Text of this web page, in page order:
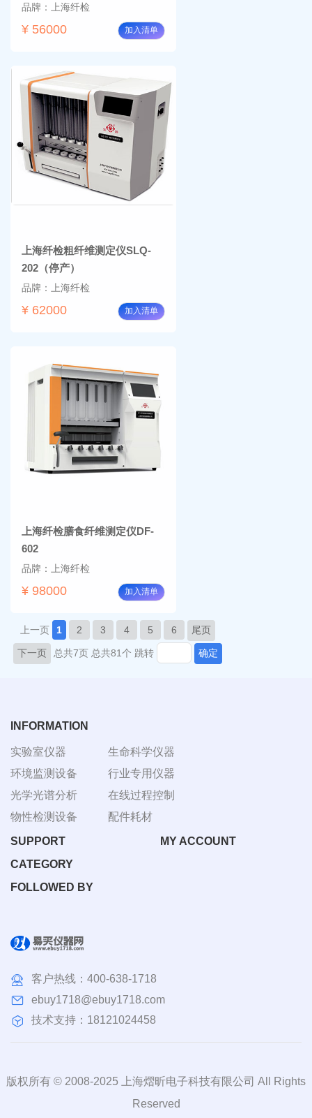
品牌：上海纤检
¥ 56000 加入清单
上海纤检粗纤维测定仪SLQ-
202（停产）
品牌：上海纤检
¥ 62000 加入清单
上海纤检膳食纤维测定仪DF-
602
品牌：上海纤检
¥ 98000 加入清单
上一页 1 2 3 4 5 6 尾页
下一页 总共7页 总共81个 跳转 确定
INFORMATION
实验室仪器
环境监测设备
光学光谱分析
物性检测设备
生命科学仪器
行业专用仪器
在线过程控制
配件耗材
SUPPORT
MY ACCOUNT
CATEGORY
FOLLOWED BY
客户热线： 400-638-1718
ebuy1718@ebuy1718.com
技术支持：18121024458
版权所有 © 2008-2025 上海熠昕电子科技有限公司 All Rights
Reserved